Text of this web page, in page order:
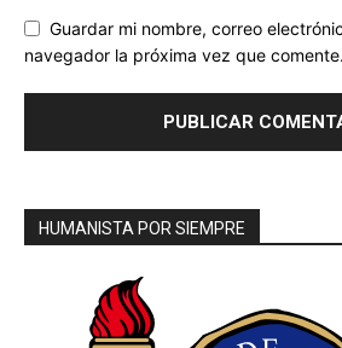
Guardar mi nombre, correo
navegador la próxima vez que comente.
HUMANISTA POR SIEMPRE